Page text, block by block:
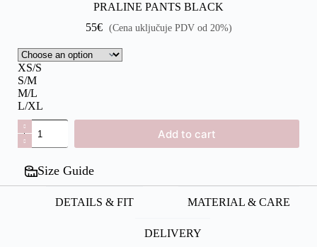
PRALINE PANTS BLACK
55€ (Cena uključuje PDV od 20%)
XS/S
S/M
M/L
L/XL
Add to cart
Size Guide
DETAILS & FIT MATERIAL & CARE
DELIVERY